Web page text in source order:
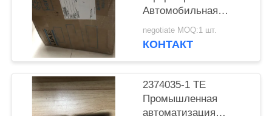
Автомобильная
женская розетка
negotiate MOQ:1 шт.
КОНТАКТ
2374035-1 TE
Промышленная
автоматизация